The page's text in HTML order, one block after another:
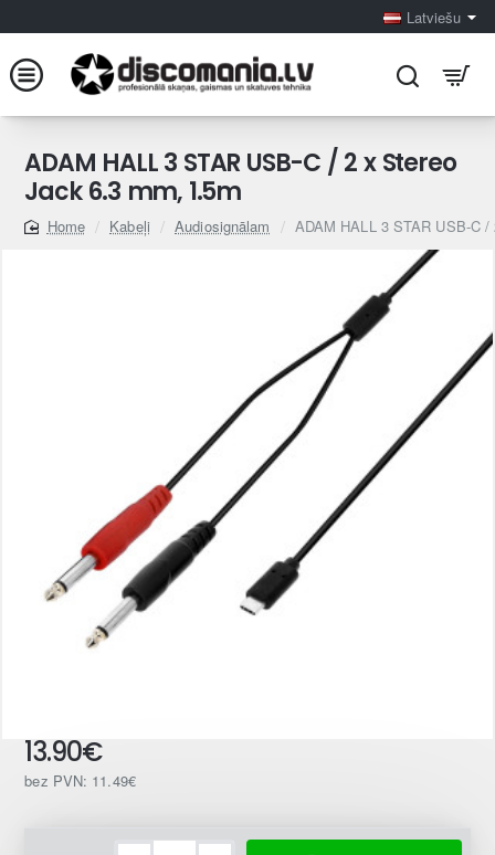
Latviešu
ADAM HALL 3 STAR USB-C / 2 x Stereo
Jack 6.3 mm, 1.5m
home
Kabeļi Audiosignālam ADAM HALL 3 STAR USB-C
13.90€
bez PVN: 11.49€